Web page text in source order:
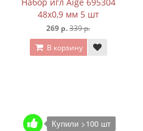
48х0,9 мм 5 шт
269 р.339 р.
В корзину
Купили >100 шт